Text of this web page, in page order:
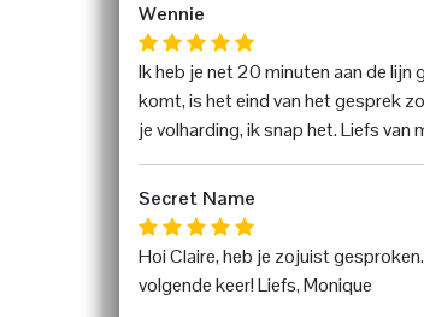
Wennie
Ik heb je net 20 minuten aan de
komt, is het eind van het gesprek
je volharding, ik snap het. Liefs van
Secret Name
Hoi Claire, heb je zojuist
volgende keer! Liefs, Monique